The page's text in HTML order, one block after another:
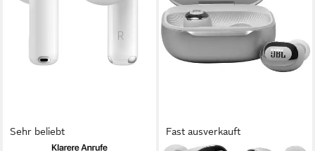
Sehr beliebt Fast ausverkauft